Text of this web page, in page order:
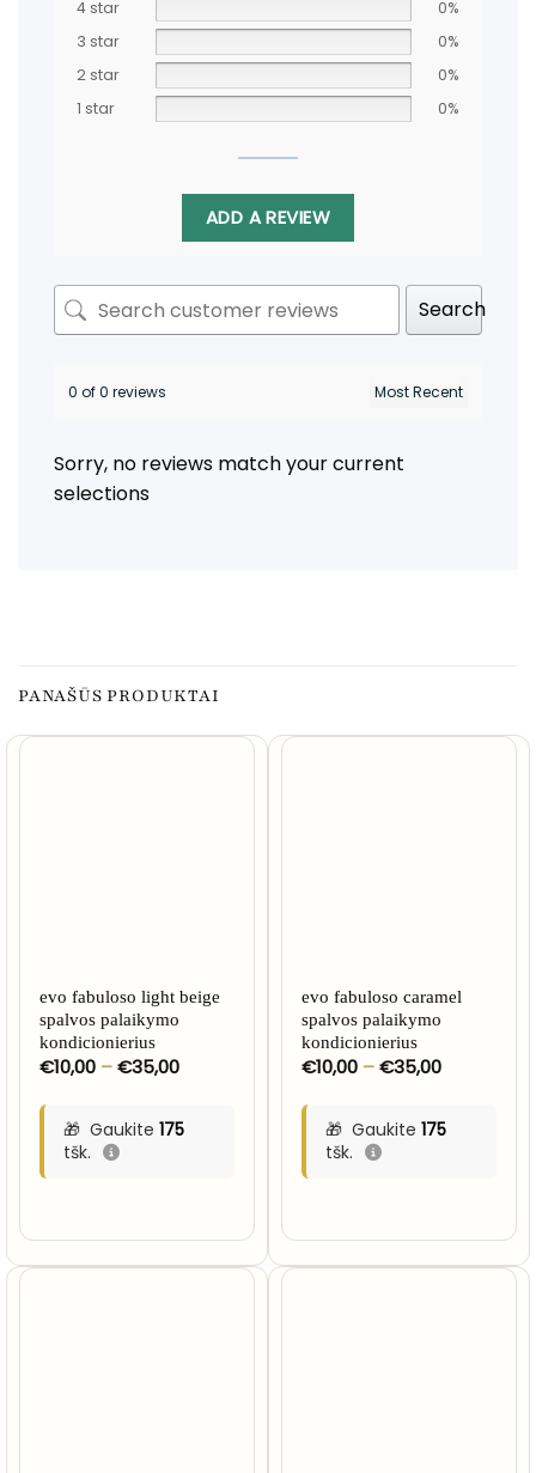
4 star
0%
3 star
0%
2 star
0%
1 star
0%
ADD A REVIEW
Search
0 of 0 reviews
Sorry, no reviews match your current
selections
PANAŠŪS PRODUKTAI
evo fabuloso light beige
spalvos palaikymo
kondicionierius
€10,00 – €35,00Price
through
€35,00
Gaukite 175
tšk.
evo fabuloso caramel
spalvos palaikymo
kondicionierius
€10,00 – €35,00Price
through
€35,00
Gaukite 175
tšk.